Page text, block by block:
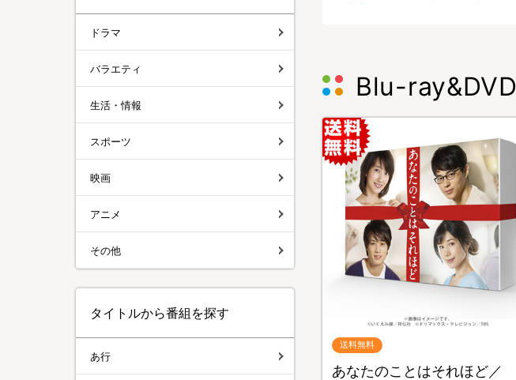
Blu-ray&DVD
送料無料
あなたのことはそれほど／
ドラマ
バラエティ
生活・情報
スポーツ
映画
アニメ
その他
タイトルから番組を探す
あ行